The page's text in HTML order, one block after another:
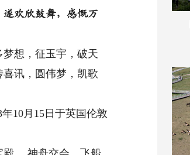
欢欣鼓舞，感慨万
想，征玉宇，破天
讯，圆伟梦，凯歌
10月15日于英国伦敦